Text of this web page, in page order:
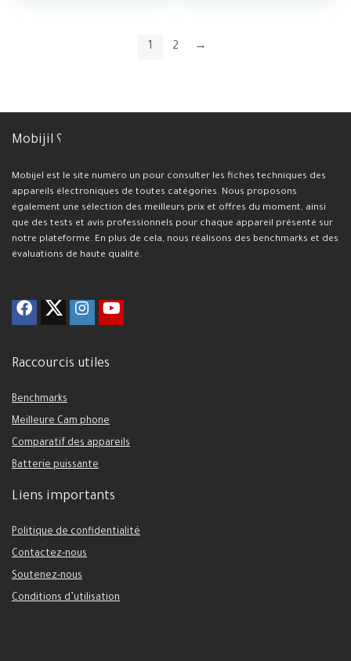
1 2 →
Mobijil ؟
Mobijel est le site numéro un pour consulter les fiches techniques des
appareils électroniques de toutes catégories. Nous proposons
également une sélection des meilleurs prix et offres du moment, ainsi
que des tests et avis professionnels pour chaque appareil présenté sur
notre plateforme. En plus de cela, nous réalisons des benchmarks et des
évaluations de haute qualité.
Raccourcis utiles
Benchmarks
Meilleure Cam phone
Comparatif des appareils
Batterie puissante
Liens importants
Politique de confidentialité
Contactez-nous
Soutenez-nous
Conditions d’utilisation